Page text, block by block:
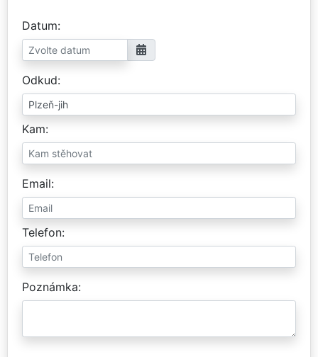
Datum
Odkud
Kam
Email
Telefon
Poznámka